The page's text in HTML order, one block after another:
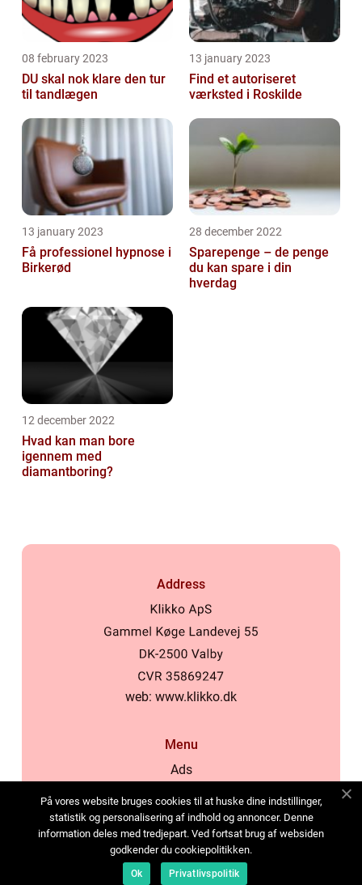
08 february 2023
DU skal nok klare den tur
til tandlægen
13 january 2023
Find et autoriseret
værksted i Roskilde
13 january 2023
Få professionel hypnose i
Birkerød
28 december 2022
Sparepenge – de penge
du kan spare i din
hverdag
12 december 2022
Hvad kan man bore
igennem med
diamantboring?
Address
web: www.klikko.dk
Menu
Ads
Cookies
Contact
Sitemap
På vores website bruges cookies til at huske dine indstillinger,
statistik og personalisering af indhold og annoncer. Denne
information deles med tredjepart. Ved fortsat brug af websiden
godkender du cookiepolitikken.
Ok Privatlivspolitik